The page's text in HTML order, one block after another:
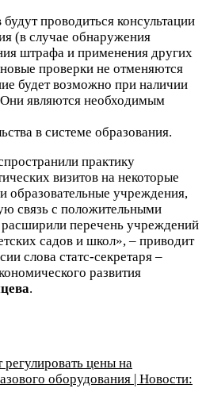
проводиться консультации
(в случае обнаружения
штрафа и применения других
проверки не отменяются
будет возможно при наличии
являются необходимым
в системе образования.
практику
визитов на некоторые
образовательные учреждения,
связь с положительными
перечень учреждений
садов и школ», – приводит
слова статс-секретаря –
развития
.
регулировать цены на
оборудования | Новости: